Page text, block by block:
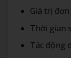
Giá trị
Thời gian
Tác động